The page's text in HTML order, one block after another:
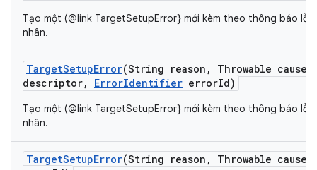
Tạo một (@link TargetSetupError} mới kèm theo thông báo lỗi
nhân.
TargetSetupError(String reason , Throwable cause
descriptor, ErrorIdentifier errorId)
Tạo một (@link TargetSetupError} mới kèm theo thông báo lỗi
nhân.
TargetSetupError(String reason , Throwable cause